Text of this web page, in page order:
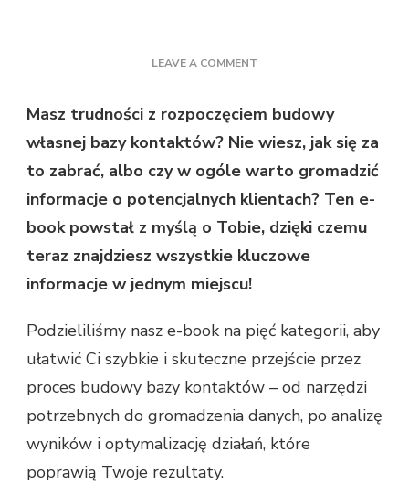
LEAVE A COMMENT
BEZPŁATNY
E-
“JAK
SZYBKO
BAZĘ
KONTAKTÓW?”
Masz trudności z rozpoczęciem budowy
własnej bazy kontaktów? Nie wiesz, jak się za
to zabrać, albo czy w ogóle warto gromadzić
informacje o potencjalnych klientach? Ten e-
book powstał z myślą o Tobie, dzięki czemu
teraz znajdziesz wszystkie kluczowe
informacje w jednym miejscu!
Podzieliliśmy nasz e-book na pięć kategorii, aby
ułatwić Ci szybkie i skuteczne przejście przez
proces budowy bazy kontaktów – od narzędzi
potrzebnych do gromadzenia danych, po analizę
wyników i optymalizację działań, które
poprawią Twoje rezultaty.